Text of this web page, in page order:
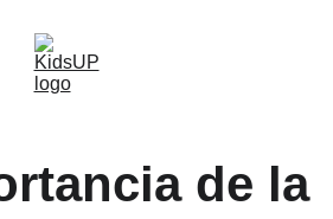
de la